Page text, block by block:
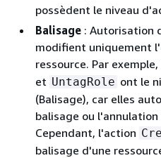
possèdent le niveau
Balisage : Autorisation
modifient uniquement
ressource. Par
et UntagRole ont le
(Balisage), car elles
balisage ou
Cependant, l'action
balisage d'une